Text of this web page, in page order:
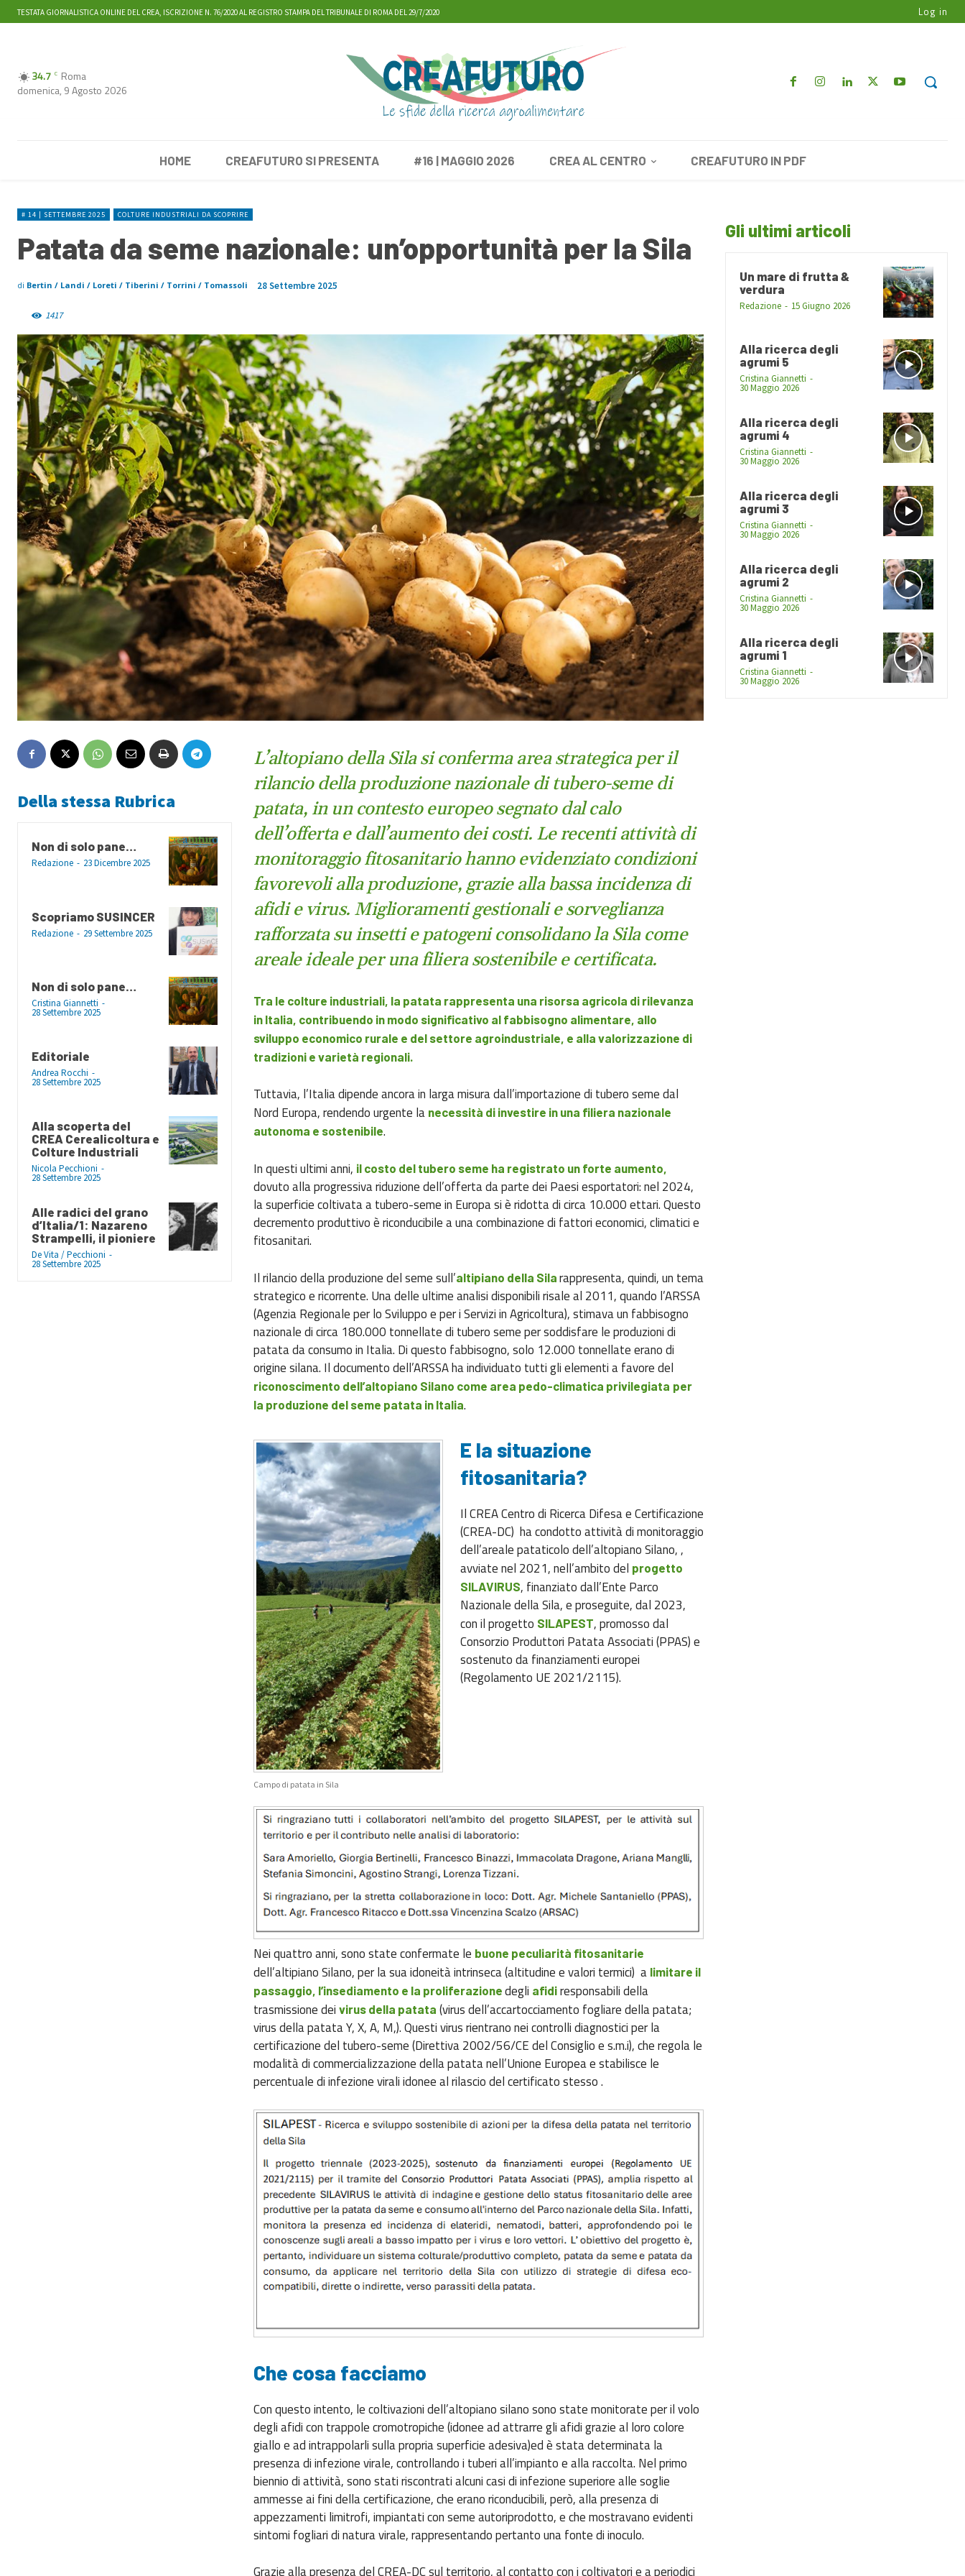
TESTATA GIORNALISTICA ONLINE DEL CREA, ISCRIZIONE N. 76/2020 AL REGISTRO STAMPA DEL TRIBUNALE DI ROMA DEL 29/7/2020 Log in
34.7 C Roma
domenica, 9 Agosto 2026
HOME CREAFUTURO SI PRESENTA #16 | MAGGIO 2026 CREA AL CENTRO CREAFUTURO IN PDF
# 14 | SETTEMBRE 2025 COLTURE INDUSTRIALI DA SCOPRIRE
Patata da seme nazionale: un’opportunità per la Sila
di Bertin / Landi / Loreti / Tiberini / Torrini / Tomassoli 28 Settembre 2025
1417
Della stessa Rubrica
Non di solo pane…
Redazione - 23 Dicembre 2025
Scopriamo SUSINCER
Redazione - 29 Settembre 2025
Non di solo pane…
Cristina Giannetti -
28 Settembre 2025
Editoriale
Andrea Rocchi -
28 Settembre 2025
Alla scoperta del
CREA Cerealicoltura e
Colture Industriali
Nicola Pecchioni -
28 Settembre 2025
Alle radici del grano
d’Italia/1: Nazareno
Strampelli, il pioniere
De Vita / Pecchioni -
28 Settembre 2025
L’altopiano della Sila si conferma area strategica per il
rilancio della produzione nazionale di tubero-seme di
patata, in un contesto europeo segnato dal calo
dell’offerta e dall’aumento dei costi. Le recenti attività di
monitoraggio fitosanitario hanno evidenziato condizioni
favorevoli alla produzione, grazie alla bassa incidenza di
afidi e virus. Miglioramenti gestionali e sorveglianza
rafforzata su insetti e patogeni consolidano la Sila come
areale ideale per una filiera sostenibile e certificata.
Tra le colture industriali, la patata rappresenta una risorsa agricola di rilevanza
in Italia, contribuendo in modo significativo al fabbisogno alimentare, allo
sviluppo economico rurale e del settore agroindustriale, e alla valorizzazione di
tradizioni e varietà regionali.
Tuttavia, l’Italia dipende ancora in larga misura dall’importazione di tubero seme dal
Nord Europa, rendendo urgente la necessità di investire in una filiera nazionale
autonoma e sostenibile.
In questi ultimi anni, il costo del tubero seme ha registrato un forte aumento,
dovuto alla progressiva riduzione dell’offerta da parte dei Paesi esportatori: nel 2024,
la superficie coltivata a tubero-seme in Europa si è ridotta di circa 10.000 ettari. Questo
decremento produttivo è riconducibile a una combinazione di fattori economici, climatici e
fitosanitari.
Il rilancio della produzione del seme sull’altipiano della Sila rappresenta, quindi, un tema
strategico e ricorrente. Una delle ultime analisi disponibili risale al 2011, quando l’ARSSA
(Agenzia Regionale per lo Sviluppo e per i Servizi in Agricoltura), stimava un fabbisogno
nazionale di circa 180.000 tonnellate di tubero seme per soddisfare le produzioni di
patata da consumo in Italia. Di questo fabbisogno, solo 12.000 tonnellate erano di
origine silana. Il documento dell’ARSSA ha individuato tutti gli elementi a favore del
riconoscimento dell’altopiano Silano come area pedo-climatica privilegiata per
la produzione del seme patata in Italia.
Campo di patata in Sila
E la situazione
fitosanitaria?
Il CREA Centro di Ricerca Difesa e Certificazione
(CREA-DC) ha condotto attività di monitoraggio
dell’areale pataticolo dell’altopiano Silano, ,
avviate nel 2021, nell’ambito del progetto
SILAVIRUS, finanziato dall’Ente Parco
Nazionale della Sila, e proseguite, dal 2023,
con il progetto SILAPEST, promosso dal
Consorzio Produttori Patata Associati (PPAS) e
sostenuto da finanziamenti europei
(Regolamento UE 2021/2115).
Nei quattro anni, sono state confermate le buone peculiarità fitosanitarie
dell’altipiano Silano, per la sua idoneità intrinseca (altitudine e valori termici) a limitare il
passaggio, l’insediamento e la proliferazione degli afidiresponsabili della
trasmissione dei virus della patata (virus dell’accartocciamento fogliare della patata;
virus della patata Y, X, A, M,). Questi virus rientrano nei controlli diagnostici per la
certificazione del tubero-seme (Direttiva 2002/56/CE del Consiglio e s.m.i), che regola le
modalità di commercializzazione della patata nell’Unione Europea e stabilisce le
percentuale di infezione virali idonee al rilascio del certificato stesso .
Che cosa facciamo
Con questo intento, le coltivazioni dell’altopiano silano sono state monitorate per il volo
degli afidi con trappole cromotropiche (idonee ad attrarre gli afidi grazie al loro colore
giallo e ad intrappolarli sulla propria superficie adesiva)ed è stata determinata la
presenza di infezione virale, controllando i tuberi all’impianto e alla raccolta. Nel primo
biennio di attività, sono stati riscontrati alcuni casi di infezione superiore alle soglie
ammesse ai fini della certificazione, che erano riconducibili, però, alla presenza di
appezzamenti limitrofi, impiantati con seme autoriprodotto, e che mostravano evidenti
sintomi fogliari di natura virale, rappresentando pertanto una fonte di inoculo.
Grazie alla presenza del CREA-DC sul territorio, al contatto con i coltivatori e a periodici
Gli ultimi articoli
Un mare di frutta &
verdura
Redazione - 15 Giugno 2026
Alla ricerca degli
agrumi 5
Cristina Giannetti -
30 Maggio 2026
Alla ricerca degli
agrumi 4
Cristina Giannetti -
30 Maggio 2026
Alla ricerca degli
agrumi 3
Cristina Giannetti -
30 Maggio 2026
Alla ricerca degli
agrumi 2
Cristina Giannetti -
30 Maggio 2026
Alla ricerca degli
agrumi 1
Cristina Giannetti -
30 Maggio 2026